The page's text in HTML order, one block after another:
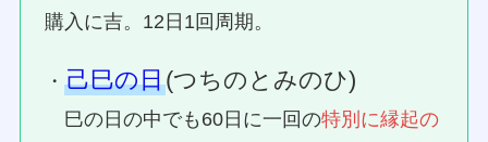
購入に吉。12日1回周期。
・己巳の日(つちのとみのひ)
巳の日の中でも60日に一回の特別に縁起の